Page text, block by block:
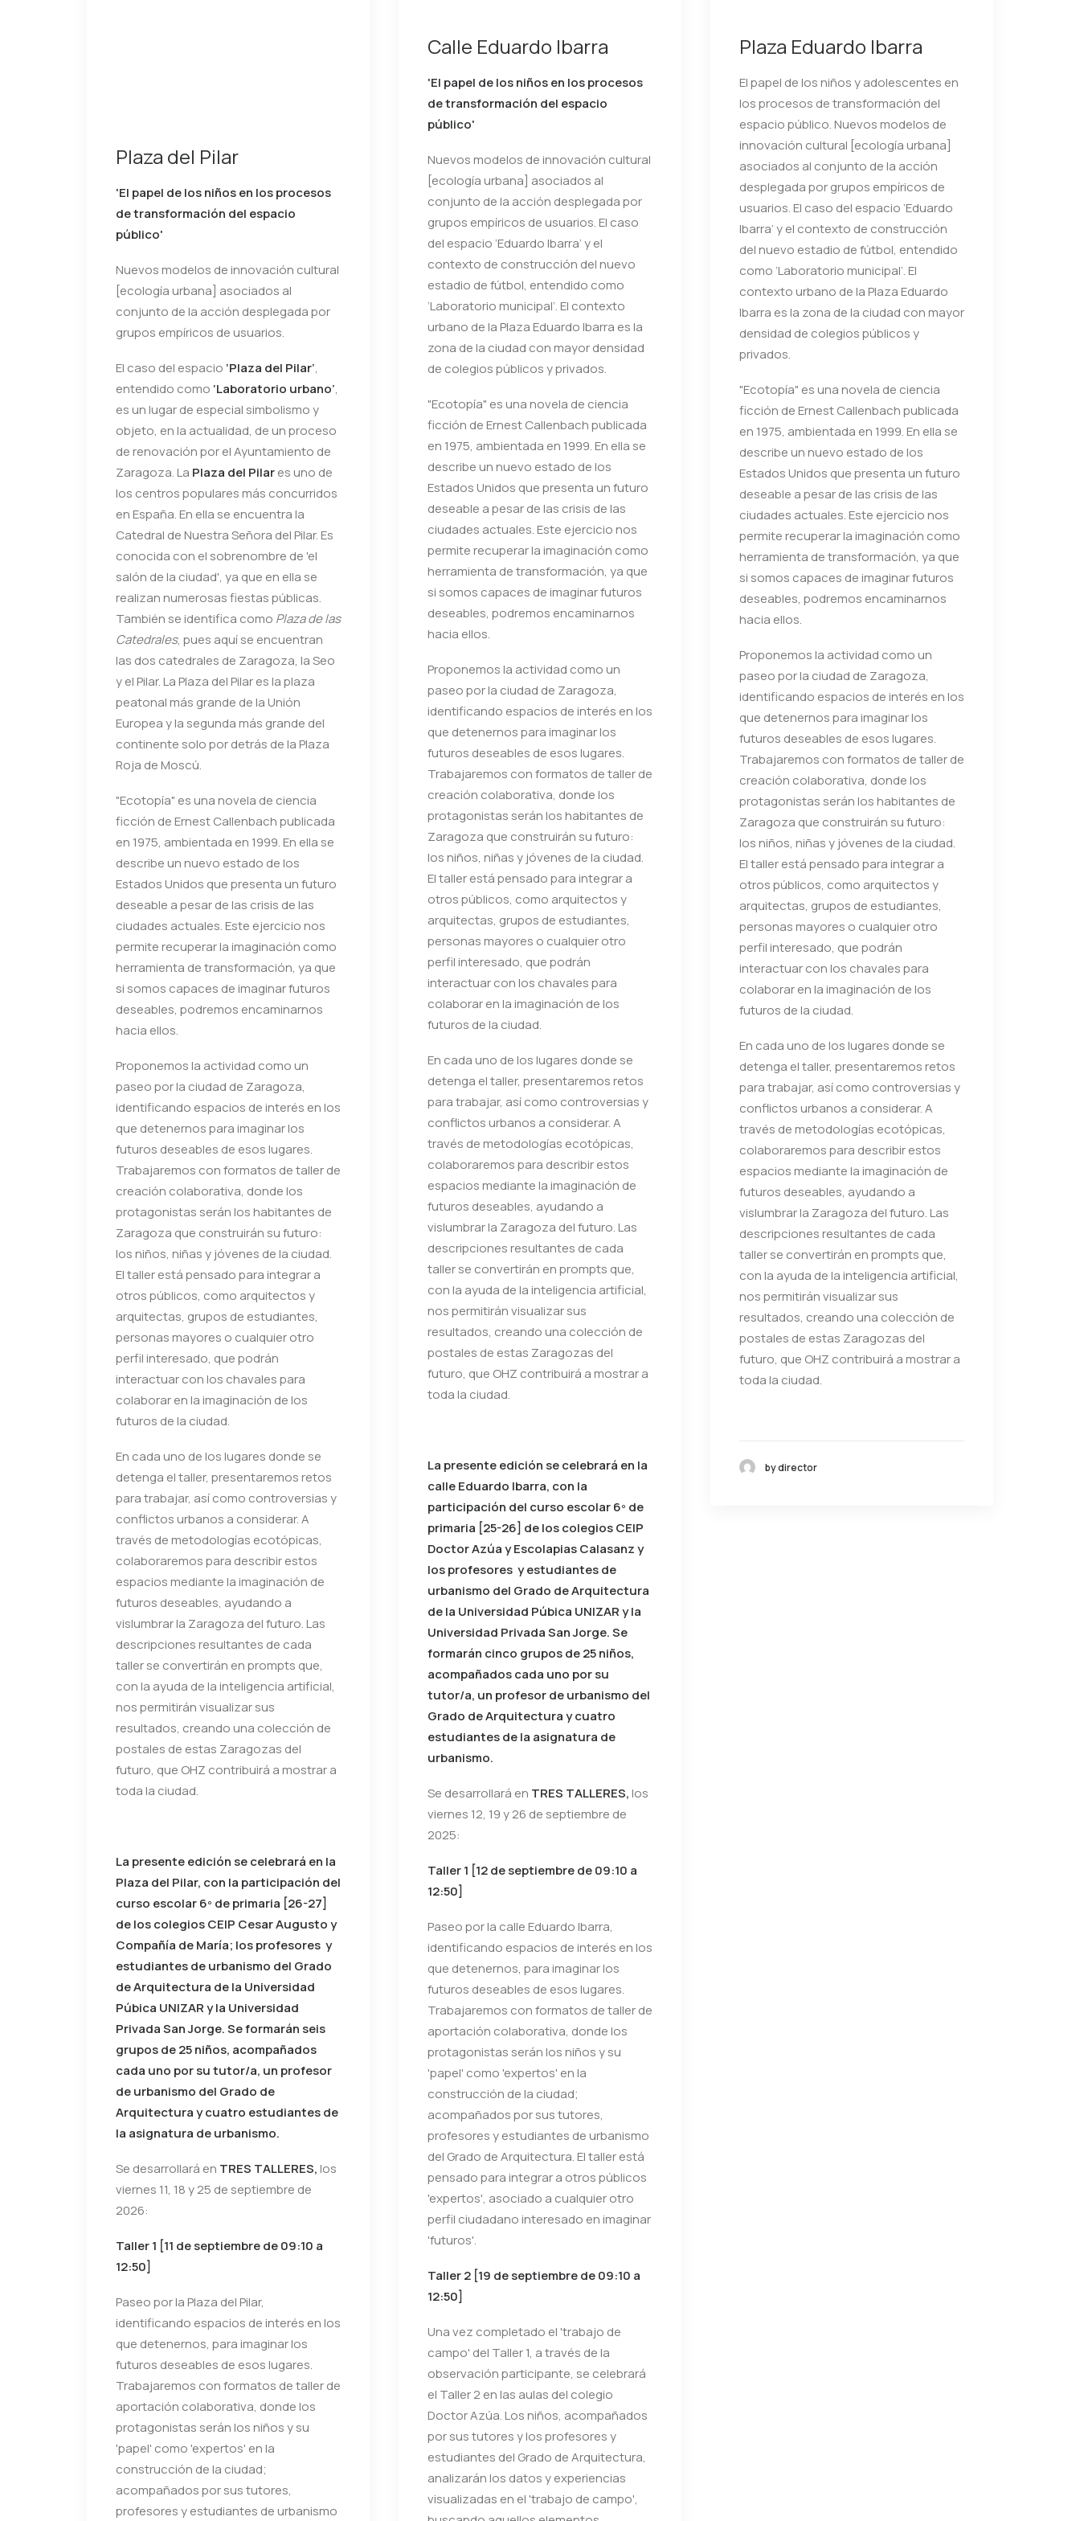
Plaza del Pilar
'El papel de los niños en los procesos
de transformación del espacio
público'
Nuevos modelos de innovación cultural
[ecología urbana] asociados al
conjunto de la acción desplegada por
grupos empíricos de usuarios.
El caso del espacio ‘Plaza del Pilar’,
entendido como ‘Laboratorio urbano’,
es un lugar de especial simbolismo y
objeto, en la actualidad, de un proceso
de renovación por el Ayuntamiento de
Zaragoza. La Plaza del Pilares uno de
los centros populares más concurridos
en España. En ella se encuentra la
Catedral de Nuestra Señora del Pilar. Es
conocida con el sobrenombre de 'el
salón de la ciudad', ya que en ella se
realizan numerosas fiestas públicas.
También se identifica como Plaza de las
Catedrales, pues aquí se encuentran
las dos catedrales de Zaragoza, la Seo
y el Pilar.La Plaza del Pilar es la plaza
peatonal más grande de la Unión
Europea y la segunda más grande del
continente solo por detrás de la Plaza
Roja de Moscú.
"Ecotopía" es una novela de ciencia
ficción de Ernest Callenbach publicada
en 1975, ambientada en 1999. En ella se
describe un nuevo estado de los
Estados Unidos que presenta un futuro
deseable a pesar de las crisis de las
ciudades actuales. Este ejercicio nos
permite recuperar la imaginación como
herramienta de transformación, ya que
si somos capaces de imaginar futuros
deseables, podremos encaminarnos
hacia ellos.
Proponemos la actividad como un
paseo por la ciudad de Zaragoza,
identificando espacios de interés en los
que detenernos para imaginar los
futuros deseables de esos lugares.
Trabajaremos con formatos de taller de
creación colaborativa, donde los
protagonistas serán los habitantes de
Zaragoza que construirán su futuro:
los niños, niñas y jóvenes de la ciudad.
El taller está pensado para integrar a
otros públicos, como arquitectos y
arquitectas, grupos de estudiantes,
personas mayores o cualquier otro
perfil interesado, que podrán
interactuar con los chavales para
colaborar en la imaginación de los
futuros de la ciudad.
En cada uno de los lugares donde se
detenga el taller, presentaremos retos
para trabajar, así como controversias y
conflictos urbanos a considerar. A
través de metodologías ecotópicas,
colaboraremos para describir estos
espacios mediante la imaginación de
futuros deseables, ayudando a
vislumbrar la Zaragoza del futuro. Las
descripciones resultantes de cada
taller se convertirán en prompts que,
con la ayuda de la inteligencia artificial,
nos permitirán visualizar sus
resultados, creando una colección de
postales de estas Zaragozas del
futuro, que OHZ contribuirá a mostrar a
toda la ciudad.
La presente edición se celebrará en la
Plaza del Pilar, con la participación del
curso escolar 6º de primaria [26-27]
de los colegios CEIP Cesar Augusto y
Compañía de María; los profesores y
estudiantes de urbanismo del Grado
de Arquitectura de la Universidad
Púbica UNIZAR y la Universidad
Privada San Jorge. Se formarán seis
grupos de 25 niños, acompañados
cada uno por su tutor/a, un profesor
de urbanismo del Grado de
Arquitectura y cuatro estudiantes de
la asignatura de urbanismo.
Se desarrollará en TRES TALLERES,los
viernes 11, 18 y 25 de septiembre de
2026:
Taller 1 [11 de septiembre de 09:10 a
12:50]
Paseo por la Plaza del Pilar,
identificando espacios de interés en los
que detenernos, para imaginar los
futuros deseables de esos lugares.
Trabajaremos con formatos de taller de
aportación colaborativa, donde los
protagonistas serán los niños y su
'papel' como 'expertos' en la
construcción de la ciudad;
acompañados por sus tutores,
profesores y estudiantes de urbanismo
Calle Eduardo Ibarra
'El papel de los niños en los procesos
de transformación del espacio
público'
Nuevos modelos de innovación cultural
[ecología urbana] asociados al
conjunto de la acción desplegada por
grupos empíricos de usuarios. El caso
del espacio ‘Eduardo Ibarra’ y el
contexto de construcción del nuevo
estadio de fútbol, entendido como
‘Laboratorio municipal’. El contexto
urbano de la Plaza Eduardo Ibarra es la
zona de la ciudad con mayor densidad
de colegios públicos y privados.
"Ecotopía" es una novela de ciencia
ficción de Ernest Callenbach publicada
en 1975, ambientada en 1999. En ella se
describe un nuevo estado de los
Estados Unidos que presenta un futuro
deseable a pesar de las crisis de las
ciudades actuales. Este ejercicio nos
permite recuperar la imaginación como
herramienta de transformación, ya que
si somos capaces de imaginar futuros
deseables, podremos encaminarnos
hacia ellos.
Proponemos la actividad como un
paseo por la ciudad de Zaragoza,
identificando espacios de interés en los
que detenernos para imaginar los
futuros deseables de esos lugares.
Trabajaremos con formatos de taller de
creación colaborativa, donde los
protagonistas serán los habitantes de
Zaragoza que construirán su futuro:
los niños, niñas y jóvenes de la ciudad.
El taller está pensado para integrar a
otros públicos, como arquitectos y
arquitectas, grupos de estudiantes,
personas mayores o cualquier otro
perfil interesado, que podrán
interactuar con los chavales para
colaborar en la imaginación de los
futuros de la ciudad.
En cada uno de los lugares donde se
detenga el taller, presentaremos retos
para trabajar, así como controversias y
conflictos urbanos a considerar. A
través de metodologías ecotópicas,
colaboraremos para describir estos
espacios mediante la imaginación de
futuros deseables, ayudando a
vislumbrar la Zaragoza del futuro. Las
descripciones resultantes de cada
taller se convertirán en prompts que,
con la ayuda de la inteligencia artificial,
nos permitirán visualizar sus
resultados, creando una colección de
postales de estas Zaragozas del
futuro, que OHZ contribuirá a mostrar a
toda la ciudad.
La presente edición se celebrará en la
calle Eduardo Ibarra, con la
participación del curso escolar 6º de
primaria [25-26] de los colegios CEIP
Doctor Azúa y Escolapias Calasanz y
los profesores y estudiantes de
urbanismo del Grado de Arquitectura
de la Universidad Púbica UNIZAR y la
Universidad Privada San Jorge. Se
formarán cinco grupos de 25 niños,
acompañados cada uno por su
tutor/a, un profesor de urbanismo del
Grado de Arquitectura y cuatro
estudiantes de la asignatura de
urbanismo.
Se desarrollará en TRES TALLERES,los
viernes 12, 19 y 26 de septiembre de
2025:
Taller 1 [12 de septiembre de 09:10 a
12:50]
Paseo por la calle Eduardo Ibarra,
identificando espacios de interés en los
que detenernos, para imaginar los
futuros deseables de esos lugares.
Trabajaremos con formatos de taller de
aportación colaborativa, donde los
protagonistas serán los niños y su
'papel' como 'expertos' en la
construcción de la ciudad;
acompañados por sus tutores,
profesores y estudiantes de urbanismo
del Grado de Arquitectura. El taller está
pensado para integrar a otros públicos
'expertos', asociado a cualquier otro
perfil ciudadano interesado en imaginar
'futuros'.
Taller 2 [19 de septiembre de 09:10 a
12:50]
Una vez completado el 'trabajo de
campo' del Taller 1, a través de la
observación participante, se celebrará
el Taller 2 en las aulas del colegio
Doctor Azúa. Los niños, acompañados
por sus tutores y los profesores y
estudiantes del Grado de Arquitectura,
analizarán los datos y experiencias
visualizadas en el 'trabajo de campo',
Plaza Eduardo Ibarra
El papel de los niños y adolescentes en
los procesos de transformación del
espacio público. Nuevos modelos de
innovación cultural [ecología urbana]
asociados al conjunto de la acción
desplegada por grupos empíricos de
usuarios. El caso del espacio ‘Eduardo
Ibarra’ y el contexto de construcción
del nuevo estadio de fútbol, entendido
como ‘Laboratorio municipal’. El
contexto urbano de la Plaza Eduardo
Ibarra es la zona de la ciudad con mayor
densidad de colegios públicos y
privados.
"Ecotopía" es una novela de ciencia
ficción de Ernest Callenbach publicada
en 1975, ambientada en 1999. En ella se
describe un nuevo estado de los
Estados Unidos que presenta un futuro
deseable a pesar de las crisis de las
ciudades actuales. Este ejercicio nos
permite recuperar la imaginación como
herramienta de transformación, ya que
si somos capaces de imaginar futuros
deseables, podremos encaminarnos
hacia ellos.
Proponemos la actividad como un
paseo por la ciudad de Zaragoza,
identificando espacios de interés en los
que detenernos para imaginar los
futuros deseables de esos lugares.
Trabajaremos con formatos de taller de
creación colaborativa, donde los
protagonistas serán los habitantes de
Zaragoza que construirán su futuro:
los niños, niñas y jóvenes de la ciudad.
El taller está pensado para integrar a
otros públicos, como arquitectos y
arquitectas, grupos de estudiantes,
personas mayores o cualquier otro
perfil interesado, que podrán
interactuar con los chavales para
colaborar en la imaginación de los
futuros de la ciudad.
En cada uno de los lugares donde se
detenga el taller, presentaremos retos
para trabajar, así como controversias y
conflictos urbanos a considerar. A
través de metodologías ecotópicas,
colaboraremos para describir estos
espacios mediante la imaginación de
futuros deseables, ayudando a
vislumbrar la Zaragoza del futuro. Las
descripciones resultantes de cada
taller se convertirán en prompts que,
con la ayuda de la inteligencia artificial,
nos permitirán visualizar sus
resultados, creando una colección de
postales de estas Zaragozas del
futuro, que OHZ contribuirá a mostrar a
toda la ciudad.
by director